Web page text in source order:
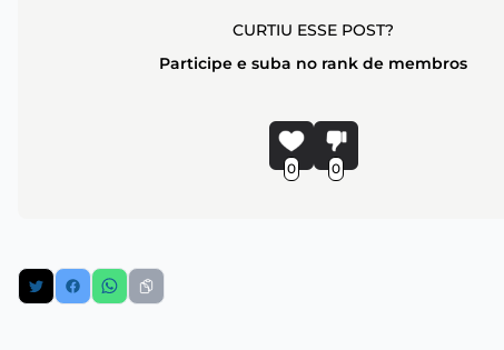
CURTIU ESSE POST?
Participe e suba no rank de membros
0 0